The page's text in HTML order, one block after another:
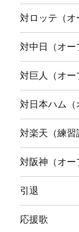
対ロッテ（オ
対中日（オー
対巨人（オー
対日本ハム（
対楽天（練習
対阪神（オー
引退
応援歌